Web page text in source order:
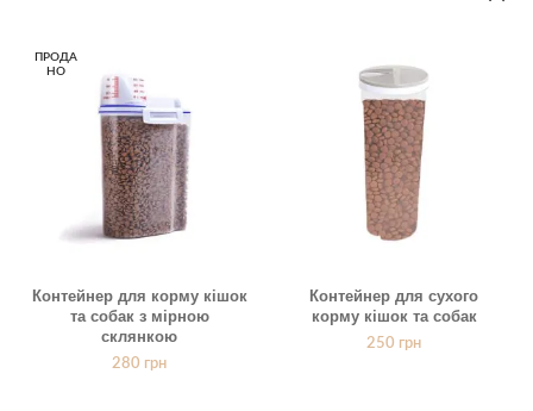
ПРОДА
НО
Контейнер для корму кішок
та собак з мірною
склянкою
280 грн
Контейнер для сухого
корму кішок та собак
250 грн